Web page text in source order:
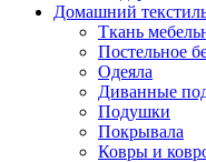
Домашний
Ткань
Постельное
Одеяла
Диванные
Подушки
Покрывала
Ковры и